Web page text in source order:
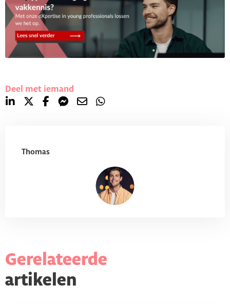
Deel met iemand
Thomas
Gerelateerde
artikelen